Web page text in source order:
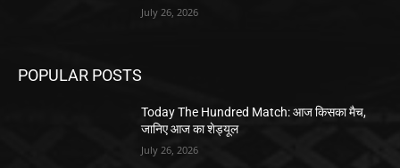
July 26, 2026
POPULAR POSTS
Today The Hundred Match: आज किसका मैच,
जानिए आज का शेड्यूल
July 26, 2026